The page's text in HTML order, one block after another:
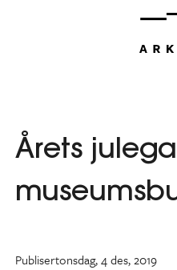
Årets
Publisertonsdag, 4 des, 2019